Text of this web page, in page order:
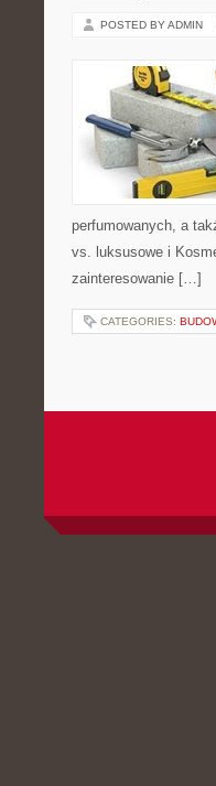
POSTED BY ADMIN
perfumowanych, a
vs. luksusowe i
zainteresowanie […]
CATEGORIES: